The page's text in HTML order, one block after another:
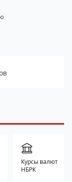
Курсы валют
НБРК